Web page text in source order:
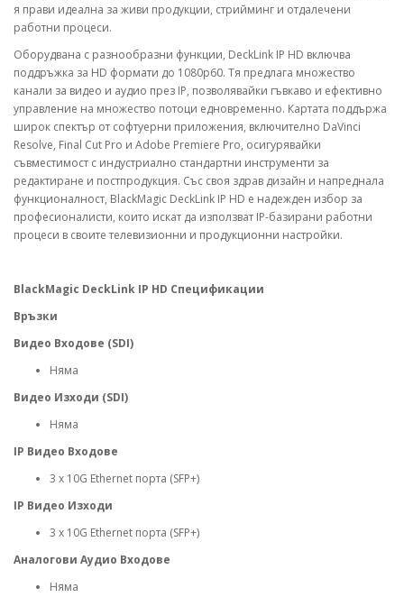
я прави идеална за живи продукции, стрийминг и отдалечени
работни процеси.
Оборудвана с разнообразни функции, DeckLink IP HD включва
поддръжка за HD формати до 1080p60. Тя предлага множество
канали за видео и аудио през IP, позволявайки гъвкаво и ефективно
управление на множество потоци едновременно. Картата поддържа
широк спектър от софтуерни приложения, включително DaVinci
Resolve, Final Cut Pro и Adobe Premiere Pro, осигурявайки
съвместимост с индустриално стандартни инструменти за
редактиране и постпродукция. Със своя здрав дизайн и напреднала
функционалност, BlackMagic DeckLink IP HD е надежден избор за
професионалисти, които искат да използват IP-базирани работни
процеси в своите телевизионни и продукционни настройки.
BlackMagic DeckLink IP HD Спецификации
Връзки
Видео Входове (SDI)
Няма
Видео Изходи (SDI)
Няма
IP Видео Входове
3 x 10G Ethernet порта (SFP+)
IP Видео Изходи
3 x 10G Ethernet порта (SFP+)
Аналогови Аудио Входове
Няма